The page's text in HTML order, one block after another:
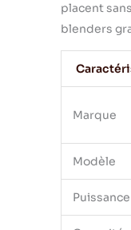
placent
blenders
Marque
Modèle
Puissance